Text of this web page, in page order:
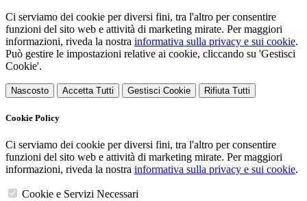
Ci serviamo dei cookie per diversi fini, tra l'altro per consentire
funzioni del sito web e attività di marketing mirate. Per maggiori
informazioni, riveda la nostra informativa sulla privacy e sui cookie.
Può gestire le impostazioni relative ai cookie, cliccando su 'Gestisci
Cookie'.
Nascosto Accetta Tutti Gestisci Cookie Rifiuta Tutti
Cookie Policy
Ci serviamo dei cookie per diversi fini, tra l'altro per consentire
funzioni del sito web e attività di marketing mirate. Per maggiori
informazioni, riveda la nostra informativa sulla privacy e sui cookie.
Cookie e Servizi Necessari